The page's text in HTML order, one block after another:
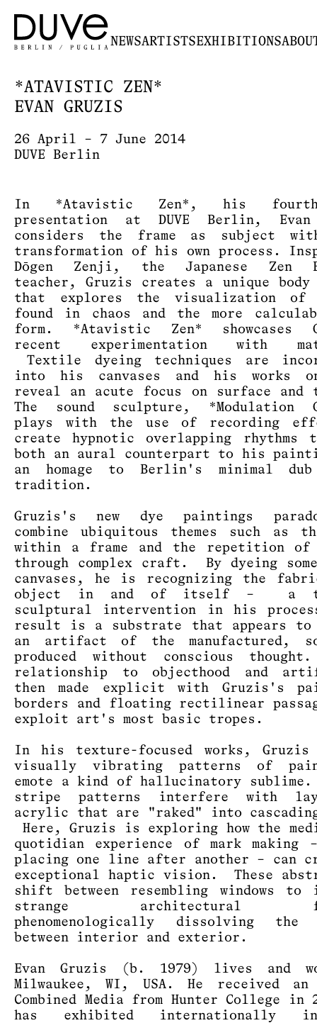
NEWSARTISTSEXHIBITIONS
*ATAVISTIC ZEN*
EVAN GRUZIS
26 April – 7 June 2014
DUVE Berlin
In *Atavistic Zen*, his
presentation at DUVE Berlin, Evan
considers the frame as subject
transformation of his own process.
Dōgen Zenji, the Japanese Zen
teacher, Gruzis creates a unique body
that explores the visualization of
found in chaos and the more
form. *Atavistic Zen* showcases
recent experimentation with
Textile dyeing techniques are
into his canvases and his works
reveal an acute focus on surface and
The sound sculpture, *Modulation
plays with the use of recording
create hypnotic overlapping rhythms
both an aural counterpart to his
an homage to Berlin's minimal dub
tradition.
Gruzis's new dye paintings
combine ubiquitous themes such as
within a frame and the repetition of
through complex craft. By dyeing
canvases, he is recognizing the
object in and of itself – a
sculptural intervention in his
result is a substrate that appears to
an artifact of the manufactured,
produced without conscious
relationship to objecthood and
then made explicit with Gruzis's
borders and floating rectilinear
exploit art's most basic tropes.
In his texture-focused works, Gruzis
visually vibrating patterns of
emote a kind of hallucinatory
stripe patterns interfere with
acrylic that are "raked" into
Here, Gruzis is exploring how the
quotidian experience of mark making
placing one line after another – can
exceptional haptic vision. These
shift between resembling windows to
strange architectural
phenomenologically dissolving the
between interior and exterior.
Evan Gruzis (b. 1979) lives and
Milwaukee, WI, USA. He received an
Combined Media from Hunter College in
has exhibited internationally